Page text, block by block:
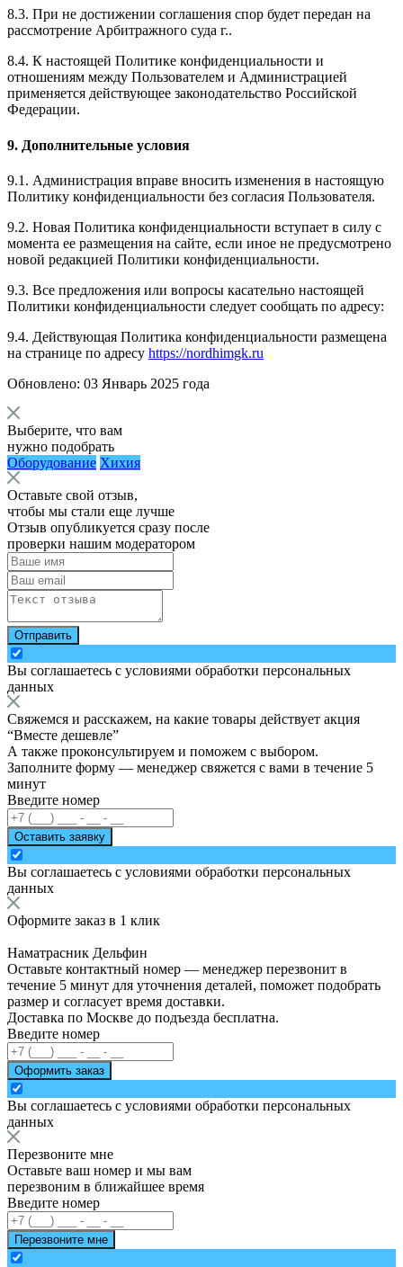
8.3. При не достижении соглашения спор будет передан на
рассмотрение Арбитражного суда г..
8.4. К настоящей Политике конфиденциальности и
отношениям между Пользователем и Администрацией
применяется действующее законодательство Российской
Федерации.
9. Дополнительные условия
9.1. Администрация вправе вносить изменения в настоящую
Политику конфиденциальности без согласия Пользователя.
9.2. Новая Политика конфиденциальности вступает в силу с
момента ее размещения на сайте, если иное не предусмотрено
новой редакцией Политики конфиденциальности.
9.3. Все предложения или вопросы касательно настоящей
Политики конфиденциальности следует сообщать по адресу:
9.4. Действующая Политика конфиденциальности размещена
на странице по адресу https://nordhimgk.ru
Обновлено: 03 Январь 2025 года
Выберите, что вам
нужно подобрать
Оборудование Хихия
Оставьте свой отзыв,
чтобы мы стали еще лучше
Отзыв опубликуется сразу после
проверки нашим модератором
Отправить
Вы соглашаетесь с условиями обработки персональных
данных
Свяжемся и расскажем, на какие товары действует акция
“Вместе дешевле”
А также проконсультируем и поможем с выбором.
Заполните форму — менеджер свяжется с вами в течение 5
минут
Введите номер
Оставить заявку
Вы соглашаетесь с условиями обработки персональных
данных
Оформите заказ в 1 клик
Наматрасник Дельфин
Оставьте контактный номер — менеджер перезвонит в
течение 5 минут для уточнения деталей, поможет подобрать
размер и согласует время доставки.
Доставка по Москве до подъезда бесплатна.
Введите номер
Оформить заказ
Вы соглашаетесь с условиями обработки персональных
данных
Перезвоните мне
Оставьте ваш номер и мы вам
перезвоним в ближайшее время
Введите номер
Перезвоните мне